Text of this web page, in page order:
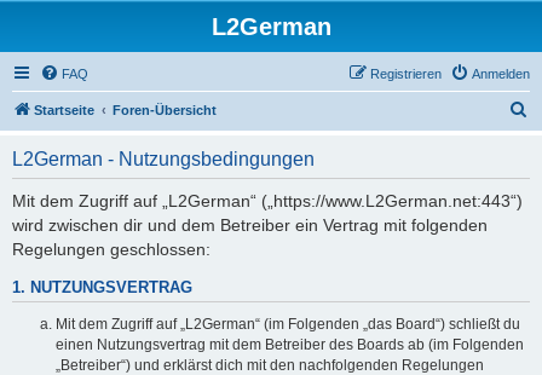
L2German
FAQ Anmelden
Registrieren
Startseite Foren-Übersicht
L2German - Nutzungsbedingungen
Mit dem Zugriff auf „L2German“ („https://www.L2German.net:443“)
wird zwischen dir und dem Betreiber ein Vertrag mit folgenden
Regelungen geschlossen:
1. NUTZUNGSVERTRAG
Mit dem Zugriff auf „L2German“ (im Folgenden „das Board“) schließt du
einen Nutzungsvertrag mit dem Betreiber des Boards ab (im Folgenden
„Betreiber“) und erklärst dich mit den nachfolgenden Regelungen